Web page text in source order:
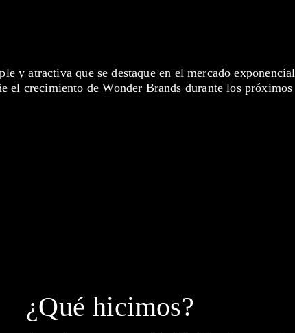
y atractiva que se destaque en el mercado exponencial
el crecimiento de Wonder Brands durante los próximos
¿Qué hicimos?